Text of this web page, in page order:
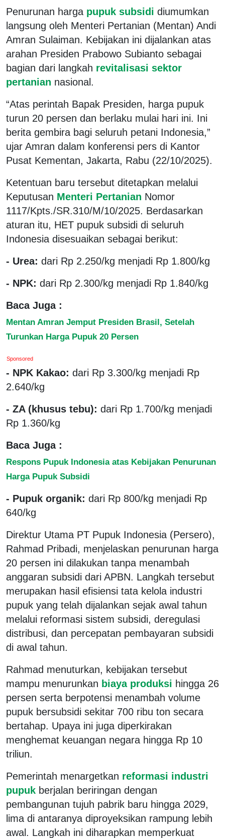
Penurunan harga pupuk subsidi diumumkan
langsung oleh Menteri Pertanian (Mentan) Andi
Amran Sulaiman. Kebijakan ini dijalankan atas
arahan Presiden Prabowo Subianto sebagai
bagian dari langkah revitalisasi sektor
pertanian nasional.
“Atas perintah Bapak Presiden, harga pupuk
turun 20 persen dan berlaku mulai hari ini. Ini
berita gembira bagi seluruh petani Indonesia,”
ujar Amran dalam konferensi pers di Kantor
Pusat Kementan, Jakarta, Rabu (22/10/2025).
Ketentuan baru tersebut ditetapkan melalui
Keputusan Menteri Pertanian Nomor
1117/Kpts./SR.310/M/10/2025. Berdasarkan
aturan itu, HET pupuk subsidi di seluruh
Indonesia disesuaikan sebagai berikut:
- Urea: dari Rp 2.250/kg menjadi Rp 1.800/kg
- NPK: dari Rp 2.300/kg menjadi Rp 1.840/kg
Baca Juga :
Mentan Amran Jemput Presiden Brasil, Setelah
Turunkan Harga Pupuk 20 Persen
Sponsored
- NPK Kakao: dari Rp 3.300/kg menjadi Rp
2.640/kg
- ZA (khusus tebu): dari Rp 1.700/kg menjadi
Rp 1.360/kg
Baca Juga :
Respons Pupuk Indonesia atas Kebijakan Penurunan
Harga Pupuk Subsidi
- Pupuk organik: dari Rp 800/kg menjadi Rp
640/kg
Direktur Utama PT Pupuk Indonesia (Persero),
Rahmad Pribadi, menjelaskan penurunan harga
20 persen ini dilakukan tanpa menambah
anggaran subsidi dari APBN. Langkah tersebut
merupakan hasil efisiensi tata kelola industri
pupuk yang telah dijalankan sejak awal tahun
melalui reformasi sistem subsidi, deregulasi
distribusi, dan percepatan pembayaran subsidi
di awal tahun.
Rahmad menuturkan, kebijakan tersebut
mampu menurunkan biaya produksi hingga 26
persen serta berpotensi menambah volume
pupuk bersubsidi sekitar 700 ribu ton secara
bertahap. Upaya ini juga diperkirakan
menghemat keuangan negara hingga Rp 10
triliun.
Pemerintah menargetkan reformasi industri
pupuk berjalan beriringan dengan
pembangunan tujuh pabrik baru hingga 2029,
lima di antaranya diproyeksikan rampung lebih
awal. Langkah ini diharapkan memperkuat